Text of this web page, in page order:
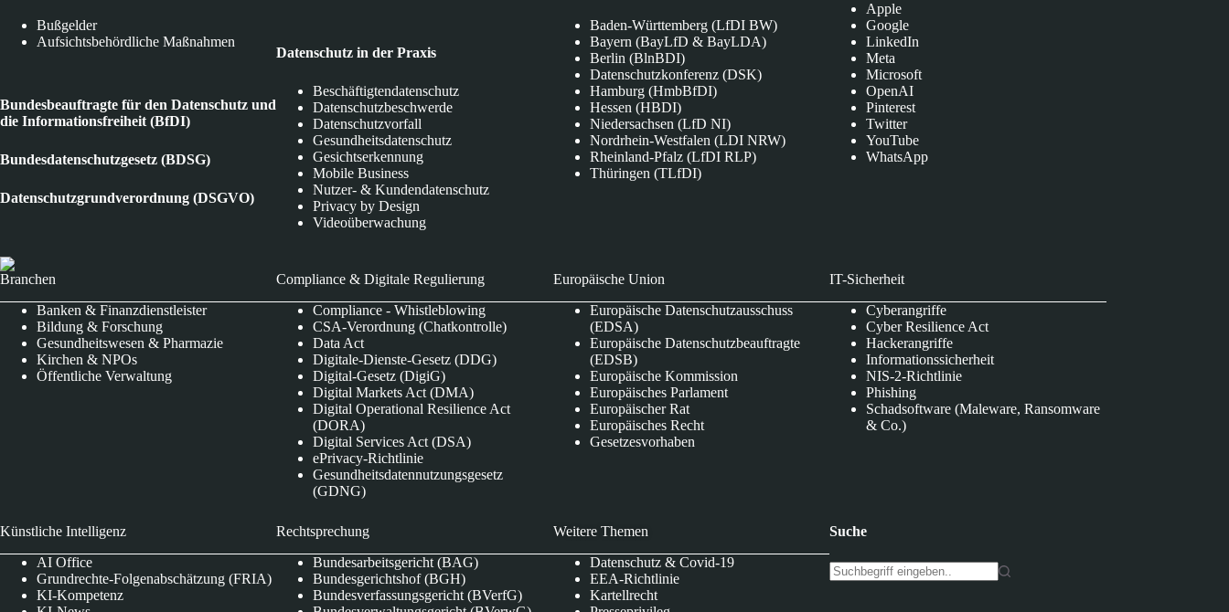
Bußgelder
Aufsichtsbehördliche Maßnahmen
Bundesbeauftragte für den Datenschutz und
die Informationsfreiheit (BfDI)
Bundesdatenschutzgesetz (BDSG)
Datenschutzgrundverordnung (DSGVO)
Datenschutz in der Praxis
Beschäftigtendatenschutz
Datenschutzbeschwerde
Datenschutzvorfall
Gesundheitsdatenschutz
Gesichtserkennung
Mobile Business
Nutzer- & Kundendatenschutz
Privacy by Design
Videoüberwachung
Baden-Württemberg (LfDI BW)
Bayern (BayLfD & BayLDA)
Berlin (BlnBDI)
Datenschutzkonferenz (DSK)
Hamburg (HmbBfDI)
Hessen (HBDI)
Niedersachsen (LfD NI)
Nordrhein-Westfalen (LDI NRW)
Rheinland-Pfalz (LfDI RLP)
Thüringen (TLfDI)
Apple
Google
LinkedIn
Meta
Microsoft
OpenAI
Pinterest
Twitter
YouTube
WhatsApp
Branchen
Banken & Finanzdienstleister
Bildung & Forschung
Gesundheitswesen & Pharmazie
Kirchen & NPOs
Öffentliche Verwaltung
Compliance & Digitale Regulierung
Compliance - Whistleblowing
CSA-Verordnung (Chatkontrolle)
Data Act
Digitale-Dienste-Gesetz (DDG)
Digital-Gesetz (DigiG)
Digital Markets Act (DMA)
Digital Operational Resilience Act
(DORA)
Digital Services Act (DSA)
ePrivacy-Richtlinie
Gesundheitsdatennutzungsgesetz
(GDNG)
Europäische Union
Europäische Datenschutzausschuss
(EDSA)
Europäische Datenschutzbeauftragte
(EDSB)
Europäische Kommission
Europäisches Parlament
Europäischer Rat
Europäisches Recht
Gesetzesvorhaben
IT-Sicherheit
Cyberangriffe
Cyber Resilience Act
Hackerangriffe
Informationssicherheit
NIS-2-Richtlinie
Phishing
Schadsoftware (Maleware, Ransomware
& Co.)
Künstliche Intelligenz
AI Office
Grundrechte-Folgenabschätzung (FRIA)
KI-Kompetenz
Rechtsprechung
Bundesarbeitsgericht (BAG)
Bundesgerichtshof (BGH)
Bundesverfassungsgericht (BVerfG)
Weitere Themen
Datenschutz & Covid-19
EEA-Richtlinie
Kartellrecht
Suche